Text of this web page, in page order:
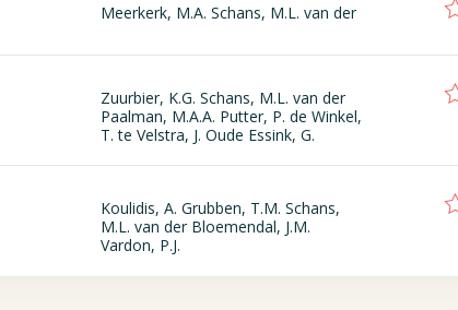
Meerkerk, M.A. Schans, M.L. van der
Zuurbier, K.G. Schans, M.L. van der
Paalman, M.A.A. Putter, P. de Winkel,
T. te Velstra, J. Oude Essink, G.
Koulidis, A. Grubben, T.M. Schans,
M.L. van der Bloemendal, J.M.
Vardon, P.J.